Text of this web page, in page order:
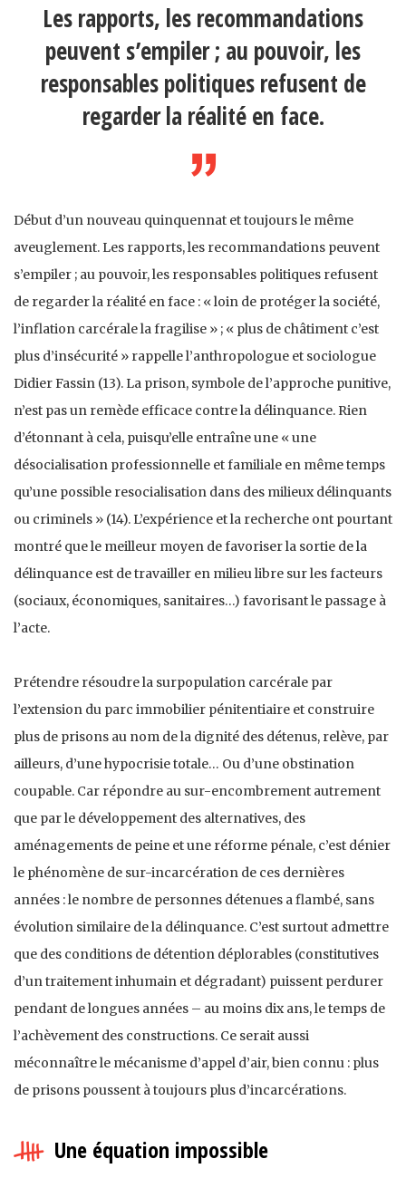
Les rapports, les recommandations
peuvent s’empiler ; au pouvoir, les
responsables politiques refusent de
regarder la réalité en face.
Début d’un nouveau quinquennat et toujours le même
aveuglement. Les rapports, les recommandations peuvent
s’empiler ; au pouvoir, les responsables politiques refusent
de regarder la réalité en face : « loin de protéger la société,
l’inflation carcérale la fragilise » ; « plus de châtiment c’est
plus d’insécurité » rappelle l’anthropologue et sociologue
Didier Fassin (13). La prison, symbole de l’approche punitive,
n’est pas un remède efficace contre la délinquance. Rien
d’étonnant à cela, puisqu’elle entraîne une « une
désocialisation professionnelle et familiale en même temps
qu’une possible resocialisation dans des milieux délinquants
ou criminels » (14). L’expérience et la recherche ont pourtant
montré que le meilleur moyen de favoriser la sortie de la
délinquance est de travailler en milieu libre sur les facteurs
(sociaux, économiques, sanitaires…) favorisant le passage à
l’acte.
Prétendre résoudre la surpopulation carcérale par
l’extension du parc immobilier pénitentiaire et construire
plus de prisons au nom de la dignité des détenus, relève, par
ailleurs, d’une hypocrisie totale… Ou d’une obstination
coupable. Car répondre au sur-encombrement autrement
que par le développement des alternatives, des
aménagements de peine et une réforme pénale, c’est dénier
le phénomène de sur-incarcération de ces dernières
années : le nombre de personnes détenues a flambé, sans
évolution similaire de la délinquance. C’est surtout admettre
que des conditions de détention déplorables (constitutives
d’un traitement inhumain et dégradant) puissent perdurer
pendant de longues années – au moins dix ans, le temps de
l’achèvement des constructions. Ce serait aussi
méconnaître le mécanisme d’appel d’air, bien connu : plus
de prisons poussent à toujours plus d’incarcérations.
Une équation impossible